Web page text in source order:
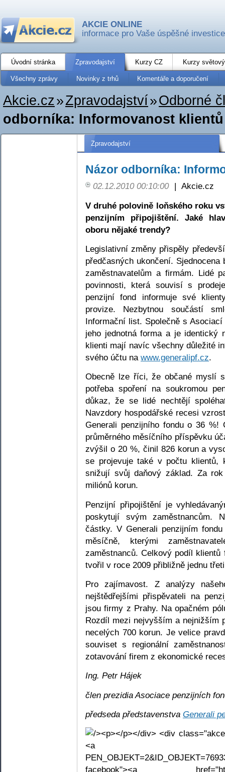
AKCIE ONLINE
informace pro Vaše úspěšné investice
Úvodní stránka Zpravodajství Kurzy CZ Kurzy
Všechny zprávy Novinky z trhů Komentáře a doporučení
Akcie.cz»Zpravodajství»Odborné
odborníka: Informovanost
Zpravodajství
Názor odborníka:
02.12.2010 00:10:00 | Akcie.cz
V druhé polovině loňského roku
penzijním připojištění. Jaké
oboru nějaké trendy?
Legislativní změny přispěly
předčasných ukončení.
zaměstnavatelům a firmám. Lidé
povinnosti, která souvisí s
penzijní fond informuje své
provize. Nezbytnou součástí
Informační list. Společně s
jeho jednotná forma a je identický
klienti mají navíc všechny důležité
svého účtu na www.generalipf.cz.
Obecně lze říci, že občané myslí
potřeba spoření na soukromou
důkaz, že se lidé nechtějí
Navzdory hospodářské recesi
Generali penzijního fondu o 36
průměrného měsíčního příspěvku
zvýšil o 20 %, činil 826 korun a
se projevuje také v počtu klientů,
snižují svůj daňový základ. Za
miliónů korun.
Penzijní připojištění je
poskytují svým zaměstnancům.
částky. V Generali penzijním
měsíčně, kterými
zaměstnanců. Celkový podíl
tvořil v roce 2009 přibližně jednu
Pro zajímavost. Z analýzy
nejštědřejšími přispěvateli na
jsou firmy z Prahy. Na opačném
Rozdíl mezi nejvyšším a nejnižším
necelých 700 korun. Je velice
souviset s regionální
zotavování firem z ekonomické
Ing. Petr Hájek
člen prezidia Asociace penzijních
předseda představenstva Generali